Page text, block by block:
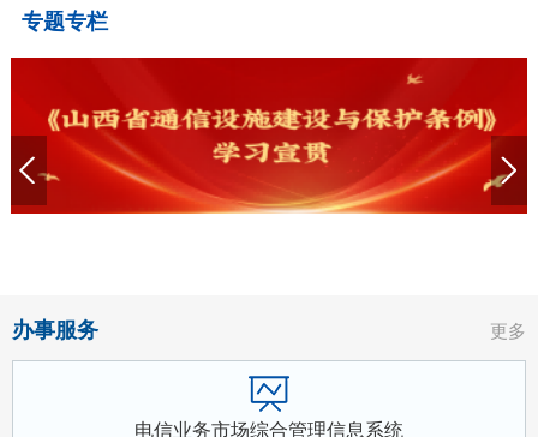
专题专栏
办事服务 更多
电信业务市场综合管理信息系统